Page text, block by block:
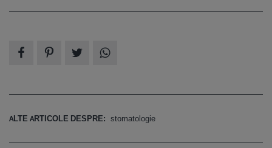
ALTE ARTICOLE DESPRE: stomatologie